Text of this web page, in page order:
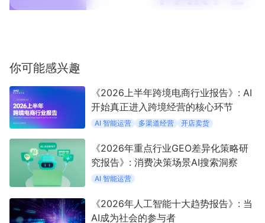
你可能感兴趣
《2026上半年跨境电商行业报告》: AI
开始真正进入跨境经营的核心环节
AI 智能运营 多渠道经营 开店卖货
《2026年重点行业GEO差异化策略研
究报告》: 消费决策场景AI搜索洞察
AI 智能运营
《2026年人工智能十大趋势报告》: 当
AI成为社会的参与者